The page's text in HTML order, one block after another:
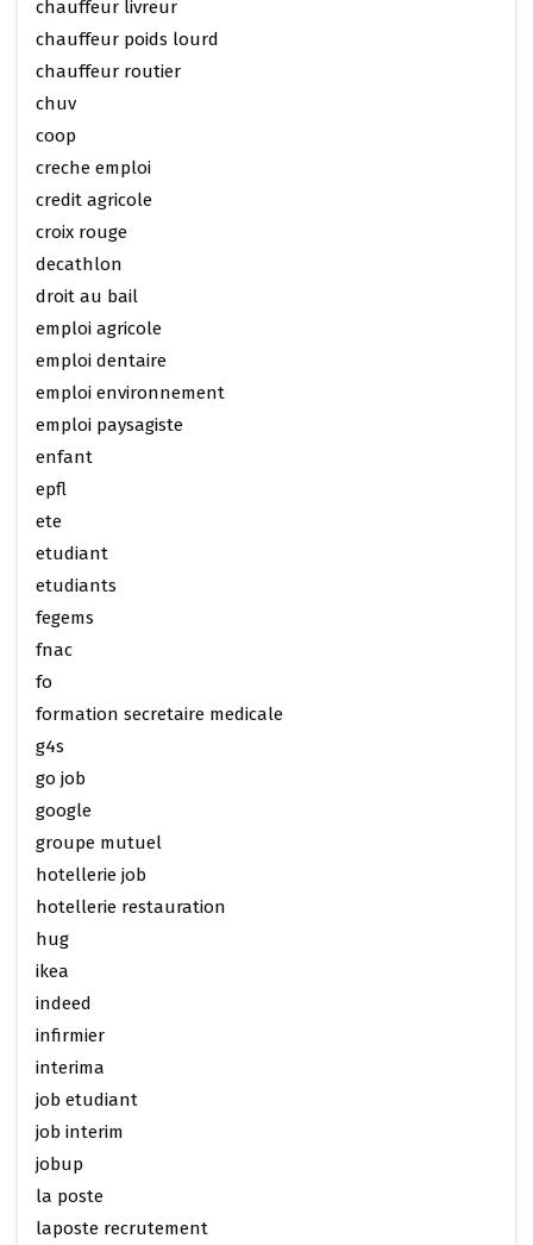
chauffeur livreur
chauffeur poids lourd
chauffeur routier
chuv
coop
creche emploi
credit agricole
croix rouge
decathlon
droit au bail
emploi agricole
emploi dentaire
emploi environnement
emploi paysagiste
enfant
epfl
ete
etudiant
etudiants
fegems
fnac
fo
formation secretaire medicale
g4s
go job
google
groupe mutuel
hotellerie job
hotellerie restauration
hug
ikea
indeed
infirmier
interima
job etudiant
job interim
jobup
la poste
laposte recrutement